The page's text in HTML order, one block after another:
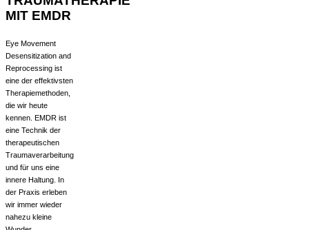
MIT EMDR
Eye Movement
Desensitization and
Reprocessing ist
eine der effektivsten
Therapiemethoden,
die wir heute
kennen. EMDR ist
eine Technik der
therapeutischen
Traumaverarbeitung
und für uns eine
innere Haltung. In
der Praxis erleben
wir immer wieder
nahezu kleine